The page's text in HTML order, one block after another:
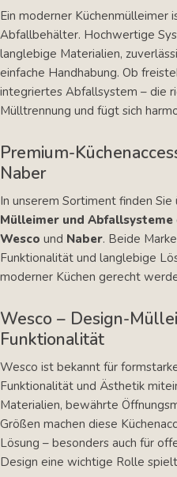
Ein moderner Küchenmülleimer
Abfallbehälter. Hochwertige
langlebige Materialien,
einfache Handhabung. Ob
integriertes Abfallsystem – die
Mülltrennung und fügt sich
Premium-
Naber
In unserem Sortiment finden
Mülleimer und Abfallsysteme
Wesco und Naber. Beide
Funktionalität und langlebige
moderner Küchen gerecht
Wesco – Design-
Funktionalität
Wesco ist bekannt für
Funktionalität und Ästhetik
Materialien, bewährte
Größen machen diese
Lösung – besonders auch für
Design eine wichtige Rolle